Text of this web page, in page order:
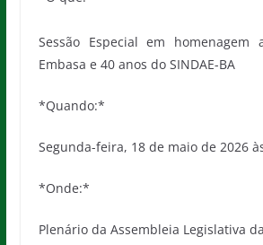
Sessão Especial em
Embasa e 40 anos do SINDAE-BA
*Quando:*
Segunda-feira, 18 de maio de 2026
*Onde:*
Plenário da Assembleia Legislativa